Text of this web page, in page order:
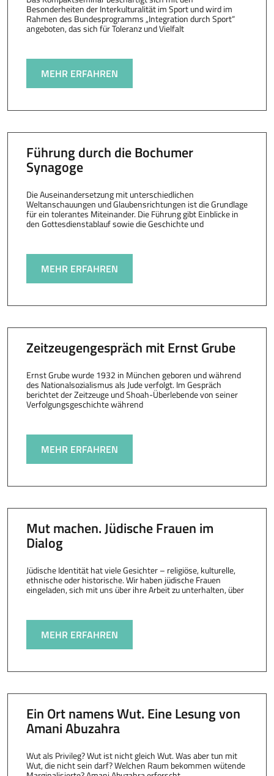
Besonderheiten der Interkulturalität im Sport und wird im
Rahmen des Bundesprogramms „Integration durch Sport“
angeboten, das sich für Toleranz und Vielfalt
MEHR ERFAHREN
Führung durch die Bochumer
Synagoge
Die Auseinandersetzung mit unterschiedlichen
Weltanschauungen und Glaubensrichtungen ist die Grundlage
für ein tolerantes Miteinander. Die Führung gibt Einblicke in
den Gottesdienstablauf sowie die Geschichte und
MEHR ERFAHREN
Zeitzeugengespräch mit Ernst Grube
Ernst Grube wurde 1932 in München geboren und während
des Nationalsozialismus als Jude verfolgt. Im Gespräch
berichtet der Zeitzeuge und Shoah-Überlebende von seiner
Verfolgungsgeschichte während
MEHR ERFAHREN
Mut machen. Jüdische Frauen im
Dialog
Jüdische Identität hat viele Gesichter – religiöse, kulturelle,
ethnische oder historische. Wir haben jüdische Frauen
eingeladen, sich mit uns über ihre Arbeit zu unterhalten, über
MEHR ERFAHREN
Ein Ort namens Wut. Eine Lesung von
Amani Abuzahra
Wut als Privileg? Wut ist nicht gleich Wut. Was aber tun mit
Wut, die nicht sein darf? Welchen Raum bekommen wütende